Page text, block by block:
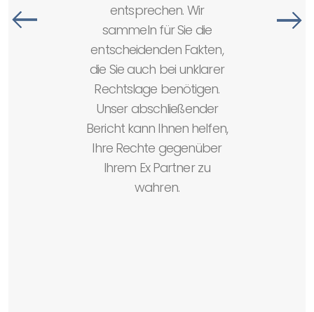
entsprechen. Wir
sammeln für Sie die
entscheidenden Fakten,
die Sie auch bei unklarer
Rechtslage benötigen.
Unser abschließender
Bericht kann Ihnen helfen,
Ihre Rechte gegenüber
Ihrem Ex Partner zu
wahren.